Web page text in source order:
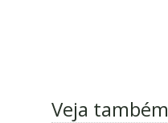
Veja também